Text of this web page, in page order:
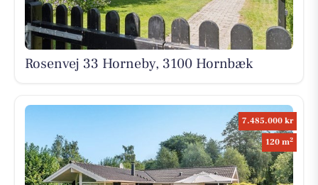
Rosenvej 33 Horneby, 3100 Hornbæk
7.485.000 kr
120 m2